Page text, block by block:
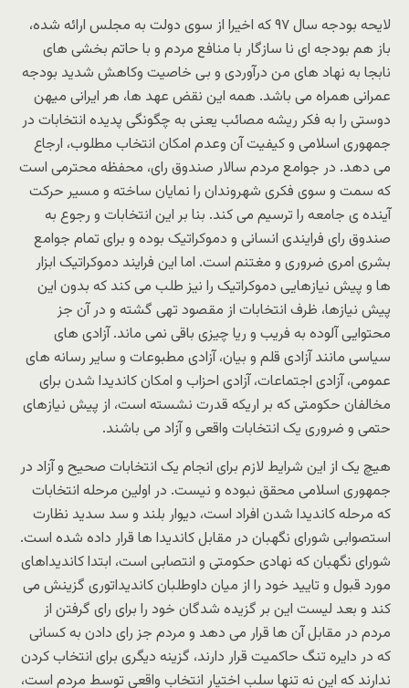
لایحه بودجه سال ۹۷ که اخیرا از سوی دولت به مجلس ارائه شده،
باز هم بودجه ای نا سازگار با منافع مردم و با حاتم بخشی های
نابجا به نهاد های من درآوردی و بی خاصیت وکاهش شدید بودجه
عمرانی همراه می باشد. همه این نقض عهد ها، هر ایرانی میهن
دوستی را به فکر ریشه مصائب یعنی به چگونگی پدیده انتخابات در
جمهوری اسلامی و کیفیت آن وعدم امکان انتخاب مطلوب، ارجاع
می دهد. در جوامع مردم سالار صندوق رای، محفظه محترمی است
که سمت و سوی فکری شهروندان را نمایان ساخته و مسیر حرکت
آینده ی جامعه را ترسیم می کند. بنا بر این انتخابات و رجوع به
صندوق رای فرایندی انسانی و دموکراتیک بوده و برای تمام جوامع
بشری امری ضروری و مغتنم است. اما این فرایند دموکراتیک ابزار
ها و پیش نیازهایی دموکراتیک را نیز طلب می کند که بدون این
پیش نیازها، ظرف انتخابات از مقصود تهی گشته و در آن جز
محتوایی آلوده به فریب و ریا چیزی باقی نمی ماند. آزادی های
سیاسی مانند آزادی قلم و بیان، آزادی مطبوعات و سایر رسانه های
عمومی، آزادی اجتماعات، آزادی احزاب و امکان کاندیدا شدن برای
مخالفان حکومتی که بر اریکه قدرت نشسته است، از پیش نیازهای
حتمی و ضروری یک انتخابات واقعی و آزاد می باشند.
هیچ یک از این شرایط لازم برای انجام یک انتخابات صحیح و آزاد در
جمهوری اسلامی محقق نبوده و نیست. در اولین مرحله انتخابات
که مرحله کاندیدا شدن افراد است، دیوار بلند و سد سدید نظارت
استصوابی شورای نگهبان در مقابل کاندیدا ها قرار داده شده است.
شورای نگهبان که نهادی حکومتی و انتصابی است، ابتدا کاندیداهای
مورد قبول و تایید خود را از میان داوطلبان کاندیداتوری گزینش می
کند و بعد لیست این بر گزیده شدگان خود را برای رای گرفتن از
مردم در مقابل آن ها قرار می دهد و مردم جز رای دادن به کسانی
که در دایره تنگ حاکمیت قرار دارند، گزینه دیگری برای انتخاب کردن
ندارند که این نه تنها سلب اختیار انتخاب واقعی توسط مردم است،